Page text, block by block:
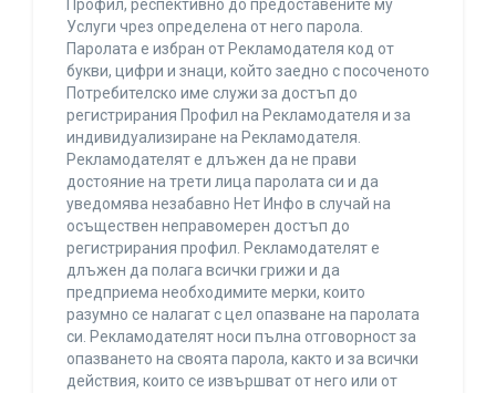
Профил, респективно до предоставените му
Услуги чрез определена от него парола.
Паролата е избран от Рекламодателя код от
букви, цифри и знаци, който заедно с посоченото
Потребителско име служи за достъп до
регистрирания Профил на Рекламодателя и за
индивидуализиране на Рекламодателя.
Рекламодателят е длъжен да не прави
достояние на трети лица паролата си и да
уведомява незабавно Нет Инфо в случай на
осъществен неправомерен достъп до
регистрирания профил. Рекламодателят е
длъжен да полага всички грижи и да
предприема необходимите мерки, които
разумно се налагат с цел опазване на паролата
си. Рекламодателят носи пълна отговорност за
опазването на своята парола, както и за всички
действия, които се извършват от него или от